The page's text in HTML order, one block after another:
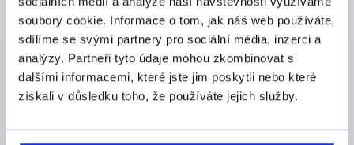
soubory cookie. Informace o tom, jak náš web používáte,
sdílíme se svými partnery pro sociální média, inzerci a
analýzy. Partneři tyto údaje mohou zkombinovat s
dalšími informacemi, které jste jim poskytli nebo které
získali v důsledku toho, že používáte jejich služby.
ZÁPADKOVÝ UZÁVĚR DLOUHÉ PROVEDENÍ, DRÁŽKA,
H=40, ZINEK CHROMOVÁNO
OVLADAČ=DRÁŽKA OTVOR KLÍČE=27 VÝŠKA=40